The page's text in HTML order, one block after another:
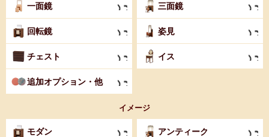
一面鏡 三面鏡
回転鏡 姿見
チェスト イス
追加オプション・他
イメージ
モダン アンティーク